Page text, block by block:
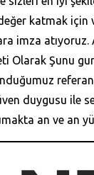
katmak için
imza
Olarak Şunu
duygusu ile
an ve an